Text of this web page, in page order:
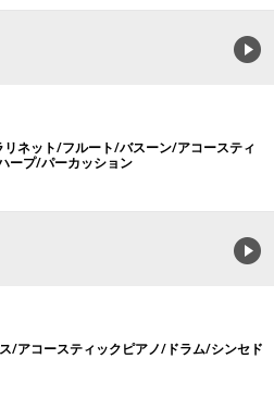
ネット/フルート/バスーン/アコースティ
ープ/パーカッション
/アコースティックピアノ/ドラム/シンセド